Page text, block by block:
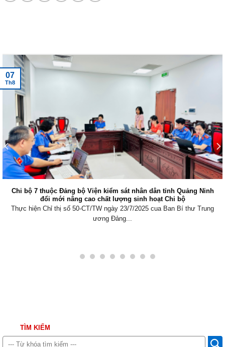
Chi bộ 7 thuộc Đảng bộ Viện kiểm sát nhân dân tỉnh Quảng Ninh
đổi mới nâng cao chất lượng sinh hoạt Chi bộ
Thực hiện Chỉ thị số 50-CT/TW ngày 23/7/2025 cua Ban Bí thư Trung
ương Đảng...
07
Th8
TÌM KIẾM